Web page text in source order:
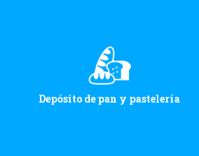
Depósito de pan y pastelería